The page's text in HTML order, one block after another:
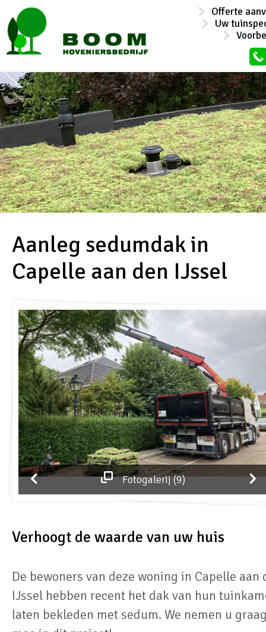
Offerte
Uw
Aanleg sedumdak in
Capelle aan den IJssel
Fotogalerij (9)
Verhoogt de waarde van uw huis
De bewoners van deze woning in Capelle aan
IJssel hebben recent het dak van hun
laten bekleden met sedum. We nemen u